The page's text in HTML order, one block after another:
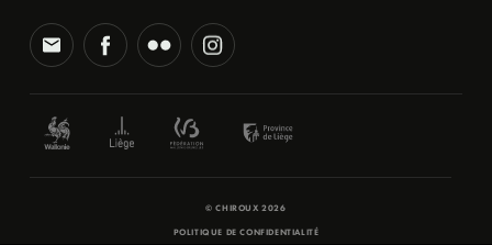
© CHIROUX 2026
POLITIQUE DE CONFIDENTIALITÉ